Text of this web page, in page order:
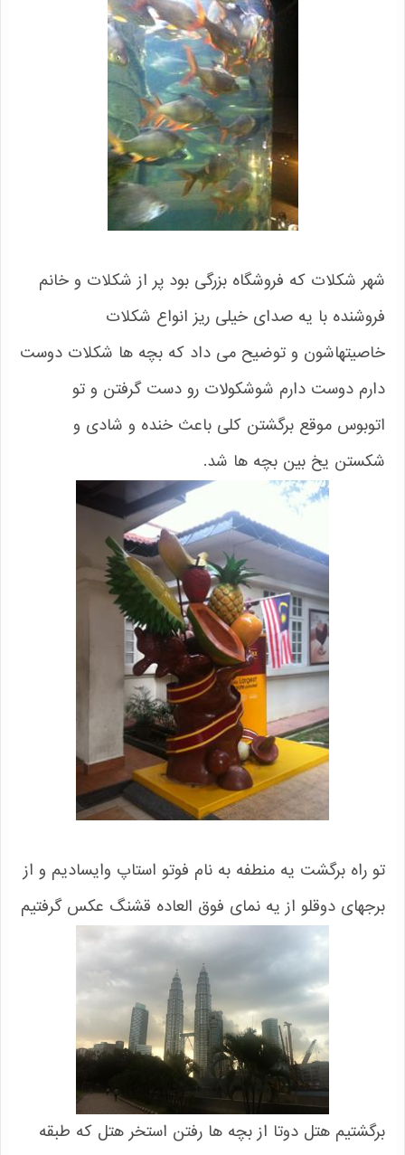
شهر شکلات که فروشگاه بزرگی بود پر از شکلات و خانم
فروشنده با یه صدای خیلی ریز انواع شکلات
خاصیتهاشون و توضیح می داد که بچه ها شکلات دوست
دارم دوست دارم شوشکولات رو دست گرفتن و تو
اتوبوس موقع برگشتن کلی باعث خنده و شادی و
شکستن یخ بین بچه ها شد.
تو راه برگشت یه منطفه به نام فوتو استاپ وایسادیم و از
برجهای دوقلو از یه نمای فوق العاده قشنگ عکس گرفتیم
برگشتیم هتل دوتا از بچه ها رفتن استخر هتل که طبقه